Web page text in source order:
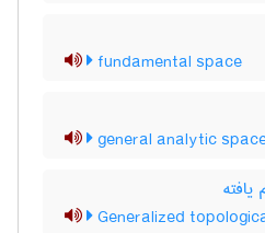
fundamental space
general analytic
Generalized